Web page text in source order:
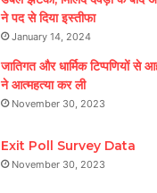
ने पद से दिया इस्तीफा
January 14, 2024
जातिगत और धार्मिक टिप्पणियों से
ने आत्महत्या कर ली
November 30, 2023
Exit Poll Survey Data
November 30, 2023